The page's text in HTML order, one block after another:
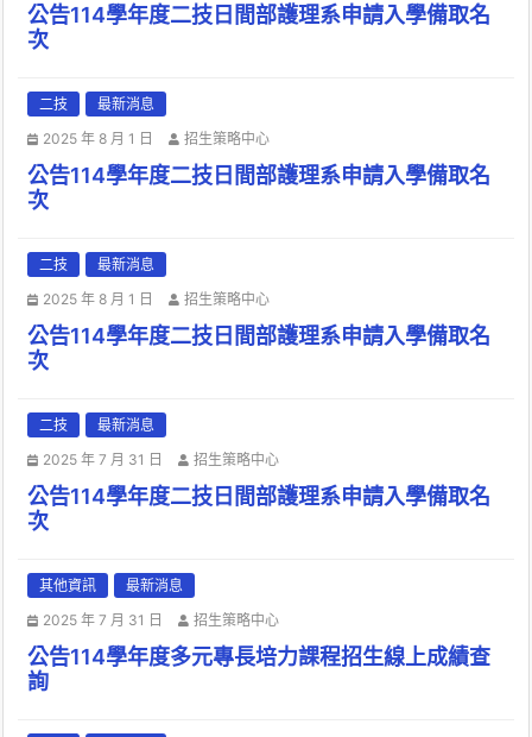
公告114學年度二技日間部護理系申請入學備取名
次
二技
最新消息
2025 年 8 月 1 日
招生策略中心
公告114學年度二技日間部護理系申請入學備取名
次
二技
最新消息
2025 年 8 月 1 日
招生策略中心
公告114學年度二技日間部護理系申請入學備取名
次
二技
最新消息
2025 年 7 月 31 日
招生策略中心
公告114學年度二技日間部護理系申請入學備取名
次
其他資訊
最新消息
2025 年 7 月 31 日
招生策略中心
公告114學年度多元專長培力課程招生線上成績查
詢